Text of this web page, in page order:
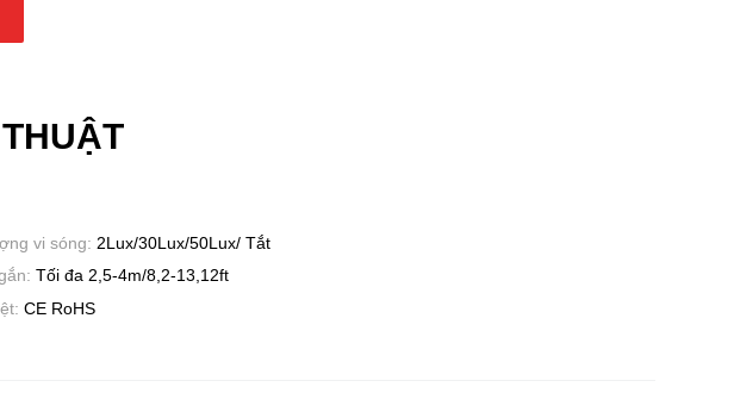
vi sóng: 2Lux/30Lux/50Lux/ Tắt
Tối đa 2,5-4m/8,2-13,12ft
CE RoHS